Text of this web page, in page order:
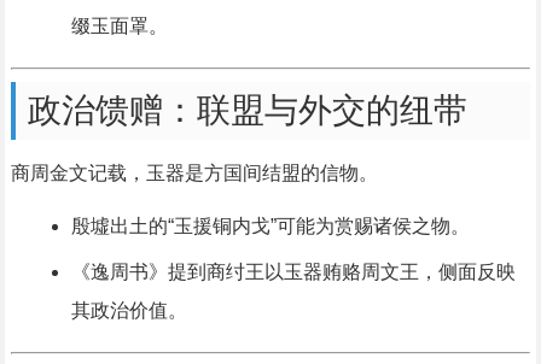
缀玉面罩。
政治馈赠：联盟与外交的纽带
商周金文记载，玉器是方国间结盟的信物。
殷墟出土的“玉援铜内戈”可能为赏赐诸侯之物。
《逸周书》提到商纣王以玉器贿赂周文王，侧面反映
其政治价值。